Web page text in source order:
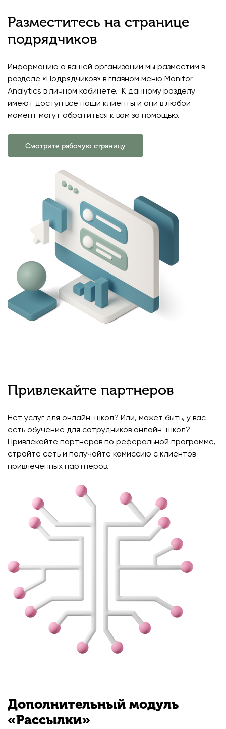
Разместитесь на странице
подрядчиков
Информацию о вашей организации мы разместим в
разделе «Подрядчиков» в главном меню Monitor
Analytics в личном кабинете. К данному разделу
имеют доступ все наши клиенты и они в любой
момент могут обратиться к вам за помощью.
Смотрите рабочую страницу
Привлекайте партнеров
Нет услуг для онлайн-школ? Или, может быть, у вас
есть обучение для сотрудников онлайн-школ?
Привлекайте партнеров по реферальной программе,
стройте сеть и получайте комиссию с клиентов
привлеченных партнеров.
Дополнительный модуль
«Рассылки»